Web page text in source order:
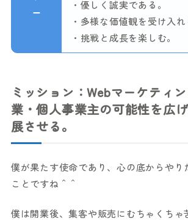
ー
・優しく誠実である。
・多様な価値観を受け入れ
・挑戦と成長を楽しむ。
ミッション：Webマーケティ
業・個人事業主の可能性を広
展させる。
僕が果たす使命であり、心の底からやり
ことですね＾＾
僕は開業後、集客や販売にむちゃくちゃ